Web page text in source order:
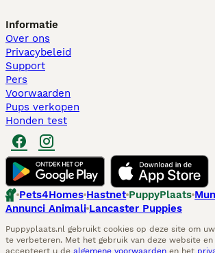
Informatie
Over ons
Privacybeleid
Support
Pers
Voorwaarden
Pups verkopen
Honden test
Pets4Homes Hastnet PuppyPlaats
Annunci Animali Lancaster Puppies
Puppyplaats.nl gebruikt cookies op deze site om
te verbeteren. Met het gebruik van deze website
accepteert u de algemene voorwaarden en het